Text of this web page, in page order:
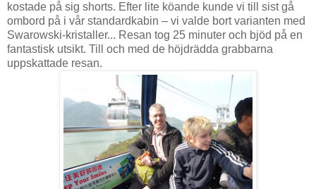
kostade på sig shorts. Efter lite köande kunde vi till sist gå
ombord på i vår standardkabin – vi valde bort varianten med
Swarowski-kristaller... Resan tog 25 minuter och bjöd på en
fantastisk utsikt. Till och med de höjdrädda grabbarna
uppskattade resan.